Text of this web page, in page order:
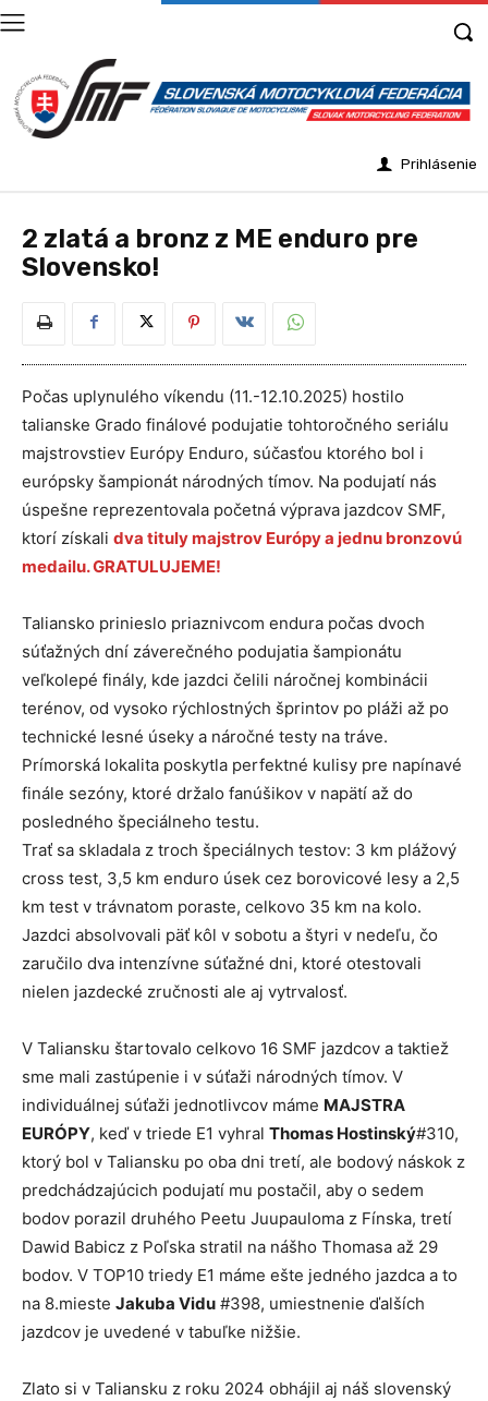
Prihlásenie
2 zlatá a bronz z ME enduro pre
Slovensko!
Počas uplynulého víkendu (11.-12.10.2025) hostilo
talianske Grado finálové podujatie tohtoročného seriálu
majstrovstiev Európy Enduro, súčasťou ktorého bol i
európsky šampionát národných tímov. Na podujatí nás
úspešne reprezentovala početná výprava jazdcov SMF,
ktorí získali dva tituly majstrov Európy a jednu bronzovú
medailu. GRATULUJEME!
Taliansko prinieslo priaznivcom endura počas dvoch
súťažných dní záverečného podujatia šampionátu
veľkolepé finály, kde jazdci čelili náročnej kombinácii
terénov, od vysoko rýchlostných šprintov po pláži až po
technické lesné úseky a náročné testy na tráve.
Prímorská lokalita poskytla perfektné kulisy pre napínavé
finále sezóny, ktoré držalo fanúšikov v napätí až do
posledného špeciálneho testu.
Trať sa skladala z troch špeciálnych testov: 3 km plážový
cross test, 3,5 km enduro úsek cez borovicové lesy a 2,5
km test v trávnatom poraste, celkovo 35 km na kolo.
Jazdci absolvovali päť kôl v sobotu a štyri v nedeľu, čo
zaručilo dva intenzívne súťažné dni, ktoré otestovali
nielen jazdecké zručnosti ale aj vytrvalosť.
V Taliansku štartovalo celkovo 16 SMF jazdcov a taktiež
sme mali zastúpenie i v súťaži národných tímov. V
individuálnej súťaži jednotlivcov máme MAJSTRA
EURÓPY, keď v triede E1 vyhral Thomas Hostinský#310,
ktorý bol v Taliansku po oba dni tretí, ale bodový náskok z
predchádzajúcich podujatí mu postačil, aby o sedem
bodov porazil druhého Peetu Juupauloma z Fínska, tretí
Dawid Babicz z Poľska stratil na nášho Thomasa až 29
bodov. V TOP10 triedy E1 máme ešte jedného jazdca a to
na 8.mieste Jakuba Vidu #398, umiestnenie ďalších
jazdcov je uvedené v tabuľke nižšie.
Zlato si v Taliansku z roku 2024 obhájil aj náš slovenský